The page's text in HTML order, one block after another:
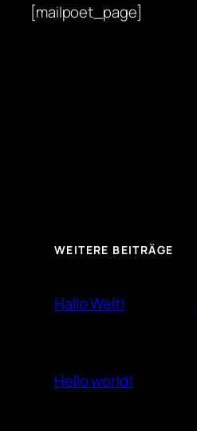
[mailpoet_page]
WEITERE BEITRÄGE
Hallo Welt!
Hello world!